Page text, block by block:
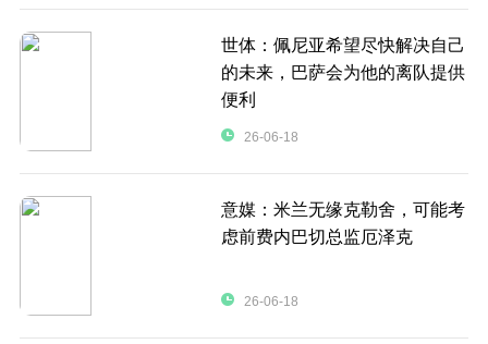
世体：佩尼亚希望尽快解决自己
的未来，巴萨会为他的离队提供
便利
26-06-18
意媒：米兰无缘克勒舍，可能考
虑前费内巴切总监厄泽克
26-06-18